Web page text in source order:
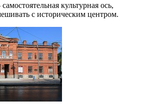
культурная ось,
с историческим центром.